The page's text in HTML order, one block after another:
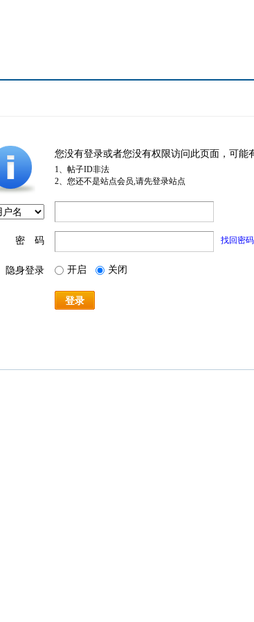
您没有登录或者您没有权限访问此页面，可能
1、帖子ID非法
2、您还不是站点会员,请先登录站点
密 码 找回密码
隐身登录 开启 关闭
登录